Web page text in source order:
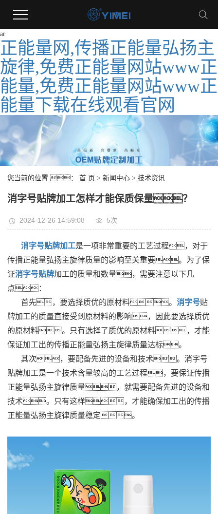
ar
正能量网,传播正能量弘扬主
旋律,免费正能量网站www正
能量,免费正能量网站www正
能量下载在线观看官网
您当前的位置 ： 首 页 > 新闻中心 > 技术资讯
消字号贴牌加工怎样才能保质保量？
2024-12-26 14:59:08 5次
消字号贴牌加工是一项非常重要的工艺过程，对于
传播正能量弘扬主旋律质量的影响至关重要。为了保
证消字号贴牌加工的质量和数量，需要注意以下几
点：
首先，要选择质优的原材料。 消字号贴
牌加工的质量直接受到原材料的影响，因此要选择质优
的原材料。只有选择了质优的原材料，才能
保证加工出的传播正能量弘扬主旋律质量达标。
其次，要配备先进的设备和技术。消字号
贴牌加工是一个技术含量较高的工艺过程，要保证传播
正能量弘扬主旋律质量，就需要配备先进的设备和
技术。只有这样，才能确保加工出的传播
正能量弘扬主旋律质量稳定。